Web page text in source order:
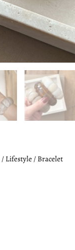
/ Lifestyle / Bracelet